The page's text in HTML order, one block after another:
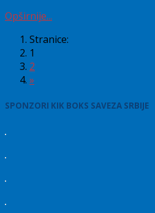
Opširnije...
Stranice:
1
2
»
SPONZORI KIK BOKS SAVEZA SRBIJE